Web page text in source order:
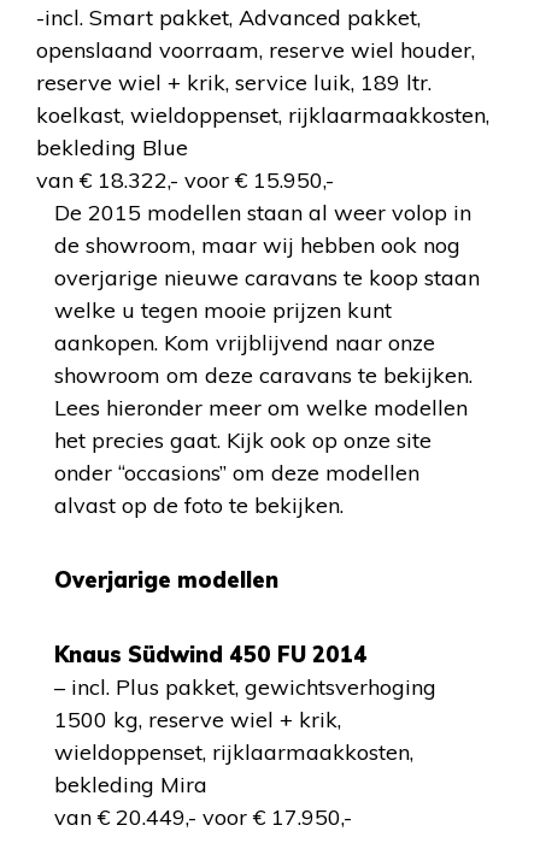
-incl. Smart pakket, Advanced pakket,
openslaand voorraam, reserve wiel houder,
reserve wiel + krik, service luik, 189 ltr.
koelkast, wieldoppenset, rijklaarmaakkosten,
bekleding Blue
van € 18.322,- voor € 15.950,-
De 2015 modellen staan al weer volop in
de showroom, maar wij hebben ook nog
overjarige nieuwe caravans te koop staan
welke u tegen mooie prijzen kunt
aankopen. Kom vrijblijvend naar onze
showroom om deze caravans te bekijken.
Lees hieronder meer om welke modellen
het precies gaat. Kijk ook op onze site
onder “occasions” om deze modellen
alvast op de foto te bekijken.
Overjarige modellen
Knaus Südwind 450 FU 2014
– incl. Plus pakket, gewichtsverhoging
1500 kg, reserve wiel + krik,
wieldoppenset, rijklaarmaakkosten,
bekleding Mira
van € 20.449,- voor € 17.950,-